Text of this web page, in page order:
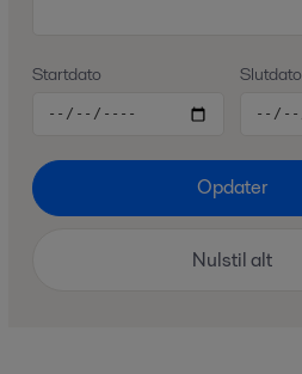
Startdato Slutdato
Opdater
Nulstil alt